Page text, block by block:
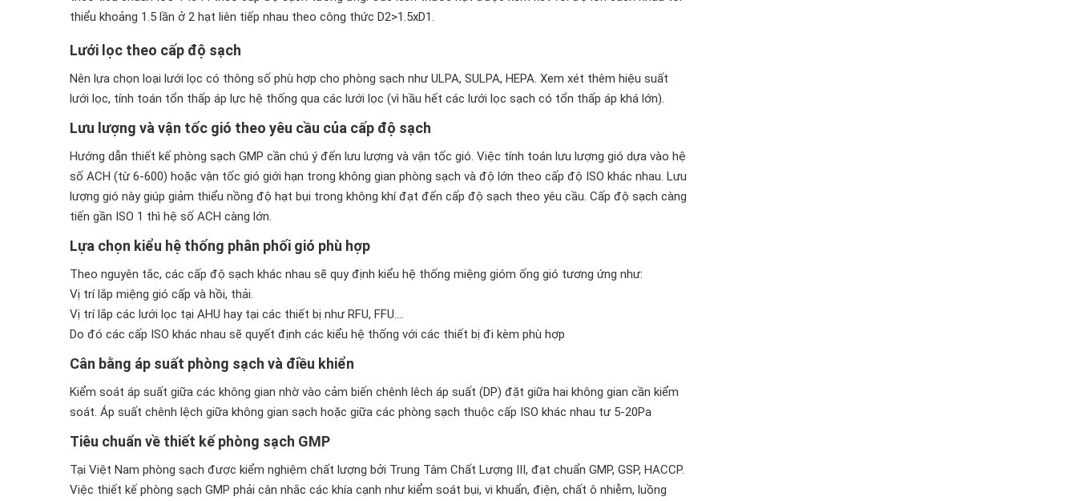
thiểu khoảng 1.5 lần ở 2 hạt liên tiếp nhau theo công thức D2>1.5xD1.
Lưới lọc theo cấp độ sạch
Nên lựa chọn loại lưới lọc có thông số phù hợp cho phòng sạch như ULPA, SULPA, HEPA. Xem xét thêm hiệu suất
lưới lọc, tính toán tổn thấp áp lực hệ thống qua các lưới lọc (vì hầu hết các lưới lọc sạch có tổn thấp áp khá lớn).
Lưu lượng và vận tốc gió theo yêu cầu của cấp độ sạch
Hướng dẫn thiết kế phòng sạch GMP cần chú ý đến lưu lượng và vận tốc gió. Việc tính toán lưu lượng gió dựa vào hệ
số ACH (từ 6-600) hoặc vận tốc gió giới hạn trong không gian phòng sạch và độ lớn theo cấp độ ISO khác nhau. Lưu
lượng gió này giúp giảm thiểu nồng độ hạt bụi trong không khí đạt đến cấp độ sạch theo yêu cầu. Cấp độ sạch càng
tiến gần ISO 1 thì hệ số ACH càng lớn.
Lựa chọn kiểu hệ thống phân phối gió phù hợp
Theo nguyên tắc, các cấp độ sạch khác nhau sẽ quy định kiểu hệ thống miệng gióm ống gió tương ứng như:
Vị trí lắp miệng gió cấp và hồi, thải.
Vị trí lắp các lưới lọc tại AHU hay tại các thiết bị như RFU, FFU....
Do đó các cấp ISO khác nhau sẽ quyết định các kiểu hệ thống với các thiết bị đi kèm phù hợp
Cân bằng áp suất phòng sạch và điều khiển
Kiểm soát áp suất giữa các không gian nhờ vào cảm biến chênh lêch áp suất (DP) đặt giữa hai không gian cần kiểm
soát. Áp suất chênh lệch giữa không gian sạch hoặc giữa các phòng sạch thuộc cấp ISO khác nhau tư 5-20Pa
Tiêu chuẩn về thiết kế phòng sạch GMP
Tại Việt Nam phòng sạch được kiểm nghiệm chất lượng bởi Trung Tâm Chất Lượng III, đạt chuẩn GMP, GSP, HACCP.
Việc thiết kế phòng sạch GMP phải cân nhắc các khía cạnh như kiểm soát bụi, vi khuẩn, điện, chất ô nhiễm, luồng